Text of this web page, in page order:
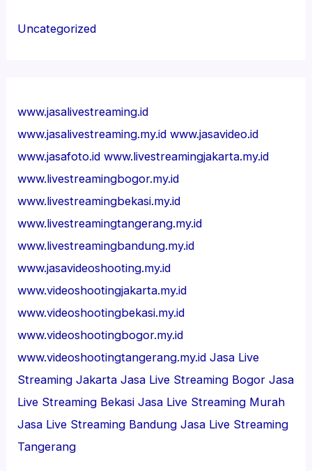
Uncategorized
www.jasalivestreaming.id
www.jasalivestreaming.my.id www.jasavideo.id
www.jasafoto.id www.livestreamingjakarta.my.id
www.livestreamingbogor.my.id
www.livestreamingbekasi.my.id
www.livestreamingtangerang.my.id
www.livestreamingbandung.my.id
www.jasavideoshooting.my.id
www.videoshootingjakarta.my.id
www.videoshootingbekasi.my.id
www.videoshootingbogor.my.id
www.videoshootingtangerang.my.id Jasa Live
Streaming Jakarta Jasa Live Streaming Bogor Jasa
Live Streaming Bekasi Jasa Live Streaming Murah
Jasa Live Streaming Bandung Jasa Live Streaming
Tangerang